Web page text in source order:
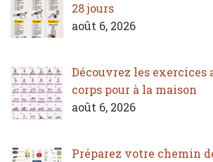
28 jours
août 6, 2026
Découvrez les exercices
corps pour à la maison
août 6, 2026
Préparez votre chemin